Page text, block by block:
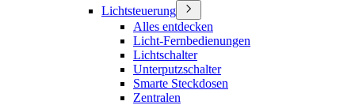
Lichtsteuerung
Alles entdecken
Licht-Fernbedienungen
Lichtschalter
Unterputzschalter
Smarte Steckdosen
Zentralen